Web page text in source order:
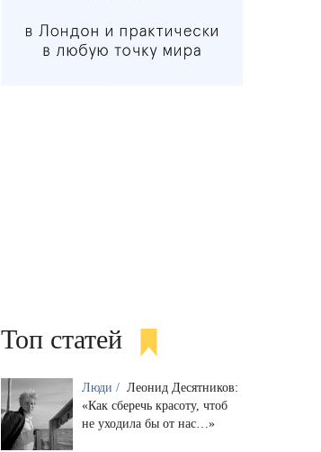
Топ статей
Люди / Леонид Десятников:
«Как сберечь красоту, чтоб
не уходила бы от нас…»